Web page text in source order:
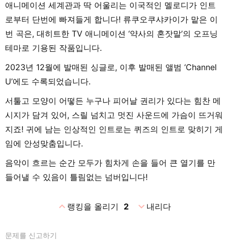
애니메이션 세계관과 딱 어울리는 이국적인 멜로디가 인트
로부터 단번에 빠져들게 합니다! 류쿠오쿠샤카이가 맡은 이
번 곡은, 대히트한 TV 애니메이션 ‘약사의 혼잣말’의 오프닝
테마로 기용된 작품입니다.
2023년 12월에 발매된 싱글로, 이후 발매된 앨범 ‘Channel
U’에도 수록되었습니다.
서툴고 모양이 어떻든 누구나 피어날 권리가 있다는 힘찬 메
시지가 담겨 있어, 스릴 넘치고 멋진 사운드에 가슴이 뜨거워
지죠! 귀에 남는 인상적인 인트로는 퀴즈의 인트로 맞히기 게
임에 안성맞춤입니다.
음악이 흐르는 순간 모두가 힘차게 손을 들어 큰 열기를 만
들어낼 수 있음이 틀림없는 넘버입니다!
expand_less랭킹을 올리기 2 expand_more내리다
문제를 신고하기